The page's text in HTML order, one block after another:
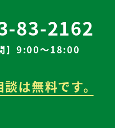
83-2162
】9:00～18:00
は無料です。